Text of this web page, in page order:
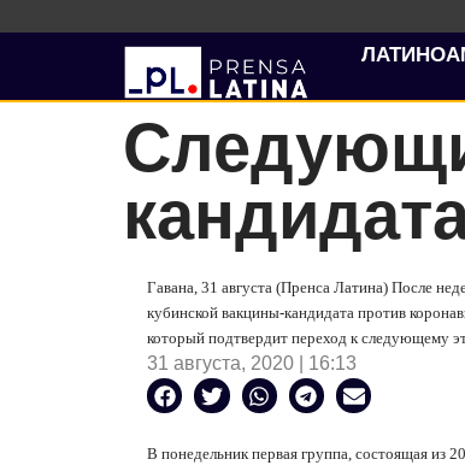
Гавана, 31 августа (Пренса Латина) После
кубинской вакцины-кандидата против
который подтвердит переход к следующему
31 августа, 2020 | 16:13
В понедельник первая группа, состоящая из